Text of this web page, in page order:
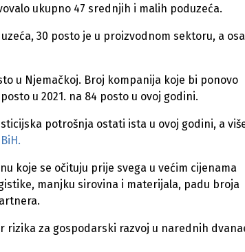
ukupno 47 srednjih i malih poduzeća.
30 posto je u proizvodnom sektoru, a
u Njemačkoj. Broj kompanija koje bi ponovo
u 2021. na 84 posto u ovoj godini.
potrošnja ostati ista u ovoj godini, a
koje se očituju prije svega u većim cijenama
manjku sirovina i materijala, padu broja
rizika za gospodarski razvoj u narednih